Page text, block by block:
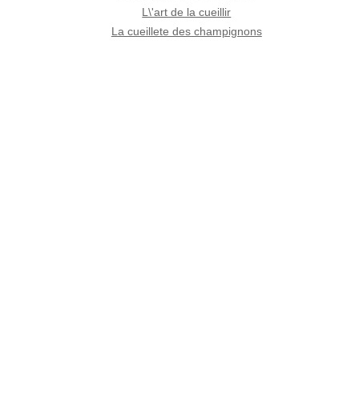
L\'art de la cueillir
La cueillete des champignons